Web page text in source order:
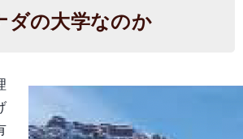
ダの大学なのか